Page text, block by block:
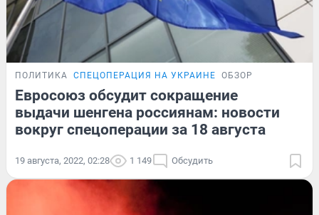
ПОЛИТИКА СПЕЦОПЕРАЦИЯ НА УКРАИНЕ ОБЗОР
Евросоюз обсудит сокращение
выдачи шенгена россиянам: новости
вокруг спецоперации за 18 августа
19 августа, 2022, 02:28 1 149 Обсудить